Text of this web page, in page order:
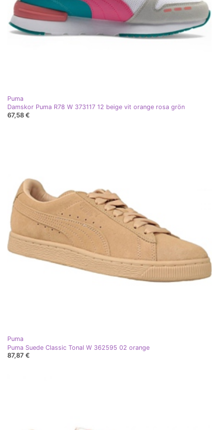
Puma
Damskor Puma R78 W 373117 12 beige vit orange rosa grön
67,58 €
Puma
Puma Suede Classic Tonal W 362595 02 orange
87,87 €